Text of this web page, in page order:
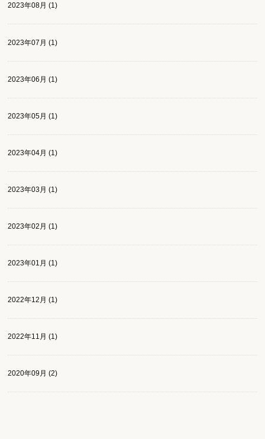
2023年08月 (1)
2023年07月 (1)
2023年06月 (1)
2023年05月 (1)
2023年04月 (1)
2023年03月 (1)
2023年02月 (1)
2023年01月 (1)
2022年12月 (1)
2022年11月 (1)
2020年09月 (2)